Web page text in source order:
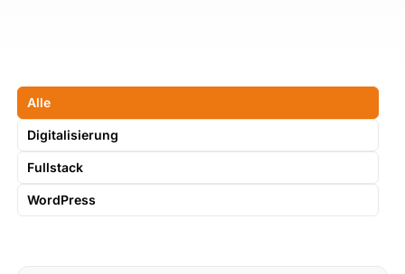
Alle
Digitalisierung
Fullstack
WordPress